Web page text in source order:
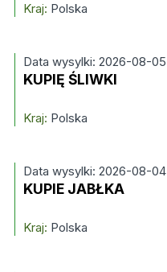
Kraj: Polska
Data wysylki: 2026-08-05
KUPIĘ ŚLIWKI
Kraj: Polska
Data wysylki: 2026-08-04
KUPIE JABŁKA
Kraj: Polska